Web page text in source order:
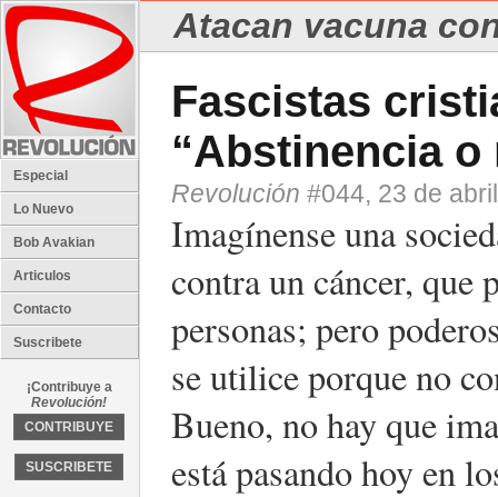
Especial
Lo Nuevo
Bob Avakian
Articulos
Contacto
Suscribete
¡Contribuye a
Revolución!
CONTRIBUYE
SUSCRIBETE
Atacan vacuna
Fascistas
“Abstinencia o
Revolución #044, 23 de
Imagínense una
contra un cáncer, que
personas; pero
se utilice porque no
Bueno, no hay que
está pasando hoy en